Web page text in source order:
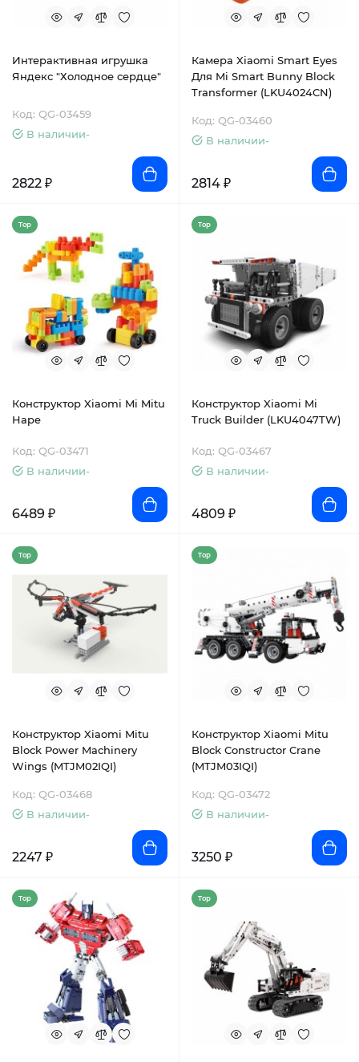
Интерактивная игрушка
Яндекс "Холодное сердце"
Код: QG-03459
В наличии-
2822 ₽
Камера Xiaomi Smart Eyes
Для Mi Smart Bunny Block
Transformer (LKU4024CN)
Код: QG-03460
В наличии-
2814 ₽
Top
Конструктор Xiaomi Mi Mitu
Hape
Код: QG-03471
В наличии-
6489 ₽
Top
Конструктор Xiaomi Mi
Truck Builder (LKU4047TW)
Код: QG-03467
В наличии-
4809 ₽
Top
Конструктор Xiaomi Mitu
Block Power Machinery
Wings (MTJM02IQI)
Код: QG-03468
В наличии-
2247 ₽
Top
Конструктор Xiaomi Mitu
Block Сonstructor Crane
(MTJM03IQI)
Код: QG-03472
В наличии-
3250 ₽
Top Top